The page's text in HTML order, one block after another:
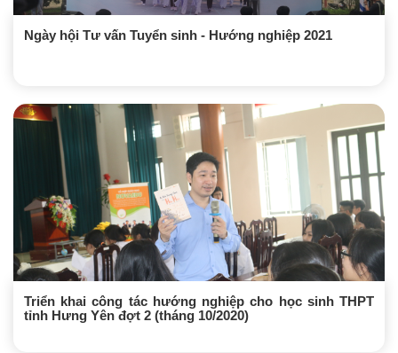
Hỗ trợ
Ngày hội Tư vấn Tuyển sinh - Hướng nghiệp 2021
Triển khai công tác hướng nghiệp cho học sinh THPT
tỉnh Hưng Yên đợt 2 (tháng 10/2020)